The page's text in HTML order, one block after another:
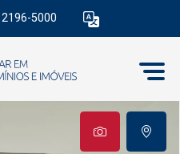
5000